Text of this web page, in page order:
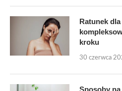
Ratunek
kroku
30 czerwca